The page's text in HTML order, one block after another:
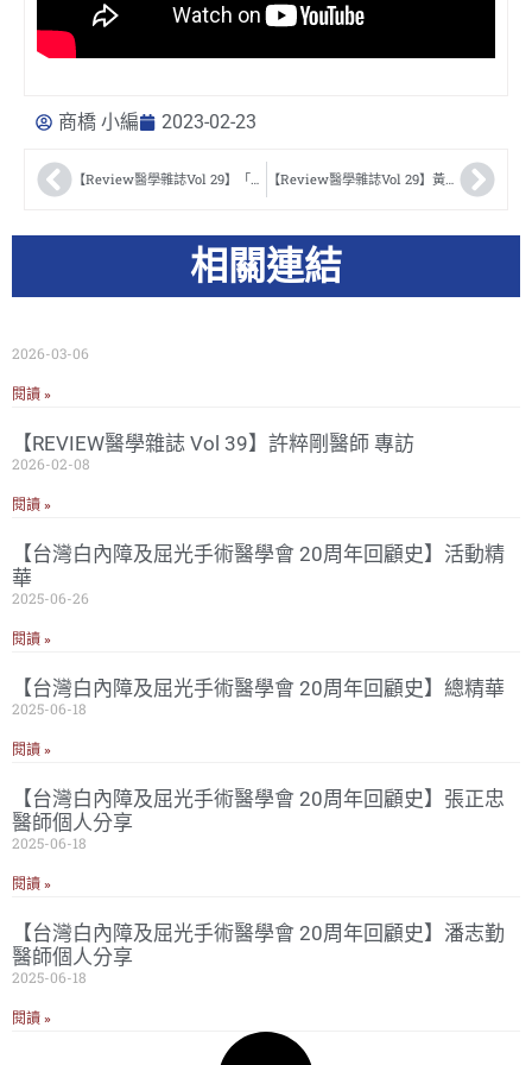
商橋 小編 2023-02-23
【Review醫學雜誌Vol 29】「科技技術大躍進」，飛秒雷射輔助超音波白內障手術零失誤 何一滔醫師 【Review醫學雜誌Vol 29】黃斑部病變有年輕化趨勢，小心黃斑部病變找上您 楊嶺醫師
相關連結
2026-03-06
閱讀 »
【REVIEW醫學雜誌 Vol 39】許粹剛醫師 專訪
2026-02-08
閱讀 »
【台灣白內障及屈光手術醫學會 20周年回顧史】活動精
華
2025-06-26
閱讀 »
【台灣白內障及屈光手術醫學會 20周年回顧史】總精華
2025-06-18
閱讀 »
【台灣白內障及屈光手術醫學會 20周年回顧史】張正忠
醫師個人分享
2025-06-18
閱讀 »
【台灣白內障及屈光手術醫學會 20周年回顧史】潘志勤
醫師個人分享
2025-06-18
閱讀 »